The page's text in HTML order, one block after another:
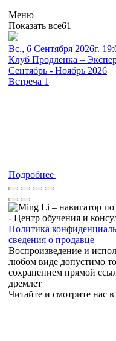
Меню
Показать все61
Вс., 6 Сентября 2026г.
Клуб Продленка –
Сентябрь - Ноябрь 2026
Встреча 1
Подробнее
- Центр обучения и
Политика
сведения о продавце
Воспроизведение и
любом виде допустимо
сохранением прямой
дремлет
Читайте и смотрите нас в